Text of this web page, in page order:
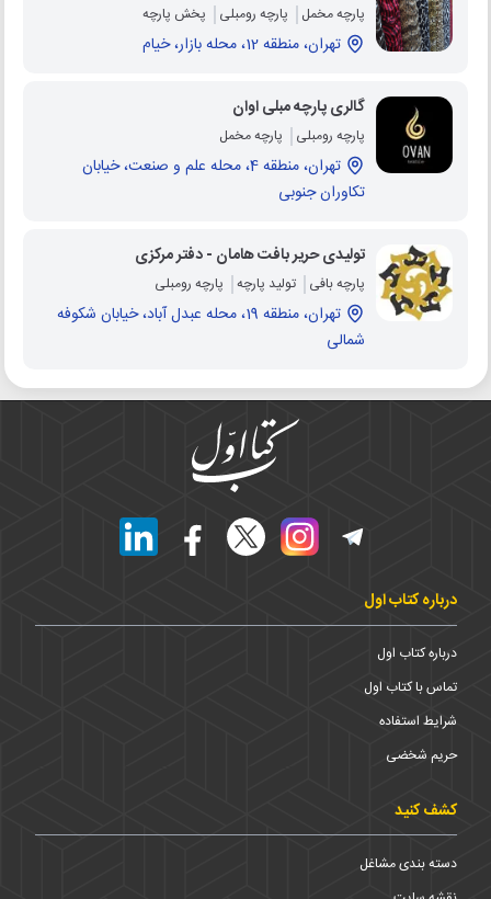
پارچه مخمل پارچه رومبلی پخش پارچه
تهران، منطقه 12، محله بازار، خیام
گالری پارچه مبلی اوان
پارچه رومبلی پارچه مخمل
تهران، منطقه 4، محله علم و صنعت، خیابان
تکاوران جنوبی
تولیدی حریر بافت هامان - دفتر مرکزی
پارچه بافی تولید پارچه پارچه رومبلی
تهران، منطقه 19، محله عبدل آباد، خیابان شکوفه
شمالی
درباره کتاب اول
درباره کتاب اول
تماس با کتاب اول
شرایط استفاده
حریم شخضی
کشف کنید
دسته بندی مشاغل